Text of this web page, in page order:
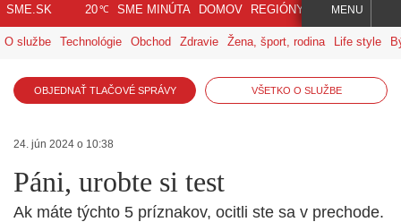
SME.SK 20℃ SME MINÚTA DOMOV REGIÓNY INDEX SVET
MENU
O službe Technológie Obchod Zdravie Žena, šport, rodina Life style
OBJEDNAŤ TLAČOVÉ SPRÁVY VŠETKO O SLUŽBE
24. jún 2024 o 10:38
Páni, urobte si test
Ak máte týchto 5 príznakov, ocitli ste sa v prechode.